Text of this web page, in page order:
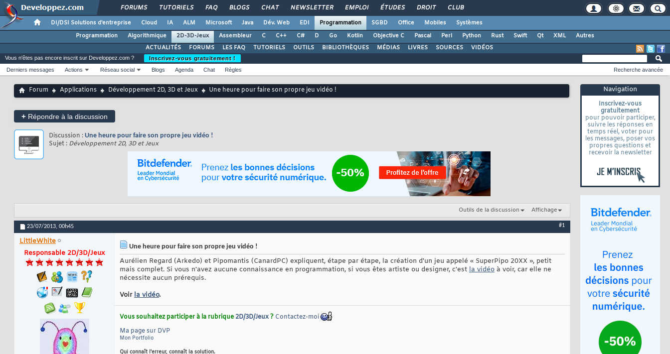
FORUMS TUTORIELS FAQ BLOGS CHAT NEWSLETTER EMPLOI ÉTUDES DROIT CLUB
DI/DSI Solutions d'entreprise Cloud IA ALM Microsoft Java Dév. Web EDI Programmation SGBD Office Mobiles
Systèmes
Programmation
Algorithmique 2D-3D-Jeux Assembleur C C++ C# D Go Kotlin Objective C Pascal Perl Python Rust Swift Qt XML
Autres
ACTUALITÉS
FORUMS LES FAQ TUTORIELS OUTILS BIBLIOTHÈQUES MÉDIAS LIVRES SOURCES VIDÉOS
Navigation
Inscrivez-vous
gratuitement
pour pouvoir participer,
suivre les réponses en
temps réel, voter pour
les messages, poser vos
propres questions et
recevoir la newsletter
Vous n'êtes pas encore inscrit sur Developpez.com ?
Inscrivez-vous gratuitement !
Derniers messages
Actions Réseau social Blogs Agenda Chat Règles Recherche avancée
Forum Applications Développement 2D, 3D et Jeux Une heure pour faire son propre jeu vidéo !
+ Répondre à la discussion
Discussion : Une heure pour faire son propre jeu vidéo !
Sujet : Développement 2D, 3D et Jeux
Outils de la discussion Affichage
23/07/2013, 00h45 #1
LittleWhite
Responsable 2D/3D/Jeux
Une heure pour faire son propre jeu vidéo !
Aurélien Regard (Arkedo) et Pipomantis (CanardPC) expliquent, étape par étape, la création d'un jeu appelé « SuperPipo 20XX », petit
mais complet. Si vous n'avez aucune connaissance en programmation, si vous êtes artiste ou designer, c'est la vidéo à voir, car elle ne
nécessite aucun prérequis.
Voir la vidéo.
Vous souhaitez participer à la rubrique 2D/3D/Jeux? Contactez-moi
Ma page sur DVP
Mon Portfolio
Qui connaît l'erreur, connaît la solution.